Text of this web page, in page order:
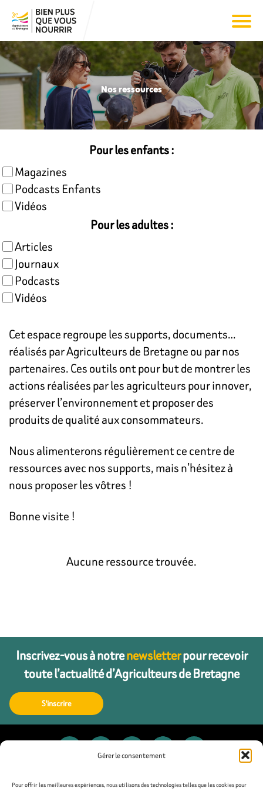
Gérer le consentement
Pour offrir les meilleures expériences, nous utilisons des technologies telles que les cookies pour
Nos ressources
Pour les enfants :
Magazines
Podcasts Enfants
Vidéos
Pour les adultes :
Articles
Journaux
Podcasts
Vidéos
Cet espace regroupe les supports, documents…
réalisés par Agriculteurs de Bretagne ou par nos
partenaires. Ces outils ont pour but de montrer les
actions réalisées par les agriculteurs pour innover,
préserver l’environnement et proposer des
produits de qualité aux consommateurs.
Nous alimenterons régulièrement ce centre de
ressources avec nos supports, mais n’hésitez à
nous proposer les vôtres !
Bonne visite !
Aucune ressource trouvée.
Inscrivez-vous à notrenewsletterpour recevoir
toute l’actualité d’Agriculteurs de Bretagne
S'inscrire
Contact